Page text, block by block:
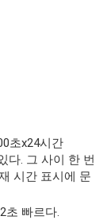
초x24시간
다. 그 사이 한 번
시간 표시에 문
초 빠르다.